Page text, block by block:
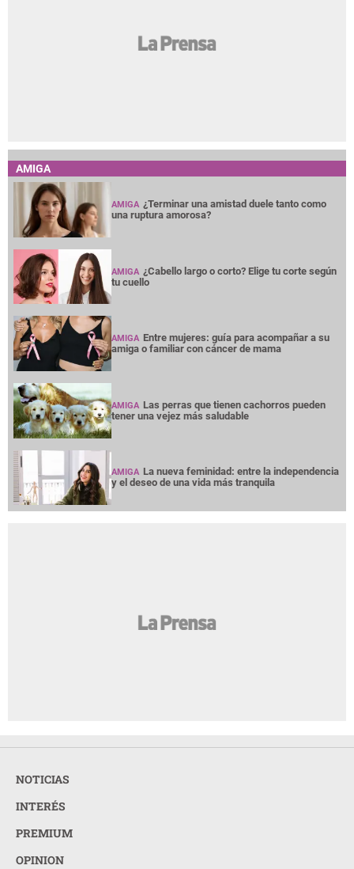
AMIGA
AMIGA ¿Terminar una amistad duele tanto como
una ruptura amorosa?
AMIGA ¿Cabello largo o corto? Elige tu corte según
tu cuello
AMIGA Entre mujeres: guía para acompañar a su
amiga o familiar con cáncer de mama
AMIGA Las perras que tienen cachorros pueden
tener una vejez más saludable
AMIGA La nueva feminidad: entre la independencia
y el deseo de una vida más tranquila
NOTICIAS
INTERÉS
PREMIUM
OPINION